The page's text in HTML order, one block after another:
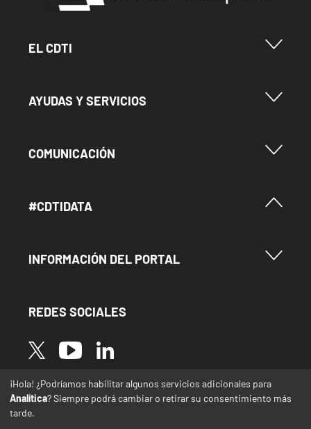
Menu Footer Cdti
EL CDTI
Menu Footer Ayudas y Servicios
AYUDAS Y SERVICIOS
Menu Footer Comunicación
COMUNICACIÓN
Menú Footer #Cdtidata
#CDTIDATA
Menu Footer Información del Portal
INFORMACIÓN DEL PORTAL
REDES SOCIALES
Image Image Image
* Las traducciones de este sitio web desde el
español a otras lenguas se realizan de forma
automática y pueden contener errores o
¡Hola! ¿Podríamos habilitar algunos servicios adicionales para
Analítica? Siempre podrá cambiar o retirar su consentimiento más
tarde.